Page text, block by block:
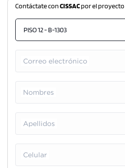
Contáctate conCISSACpor el proyecto
PISO 12 - B-1303
Correo electrónico
Nombres
Apellidos
Celular